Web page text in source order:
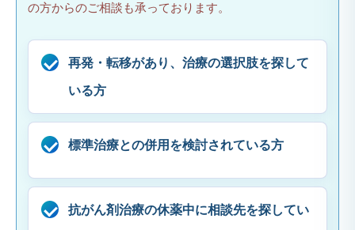
の方からのご相談も承っております。
再発・転移があり、治療の選択肢を探して
いる方
標準治療との併用を検討されている方
抗がん剤治療の休薬中に相談先を探してい